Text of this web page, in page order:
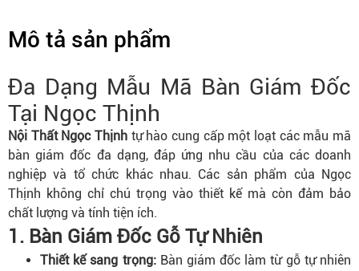
Mô tả sản phẩm
Đa Dạng Mẫu Mã Bàn Giám Đốc
Tại Ngọc Thịnh
Nội Thất Ngọc Thịnh tự hào cung cấp một loạt các mẫu mã
bàn giám đốc đa dạng, đáp ứng nhu cầu của các doanh
nghiệp và tổ chức khác nhau. Các sản phẩm của Ngọc
Thịnh không chỉ chú trọng vào thiết kế mà còn đảm bảo
chất lượng và tính tiện ích.
1. Bàn Giám Đốc Gỗ Tự Nhiên
Thiết kế sang trọng:Bàn giám đốc làm từ gỗ tự nhiên